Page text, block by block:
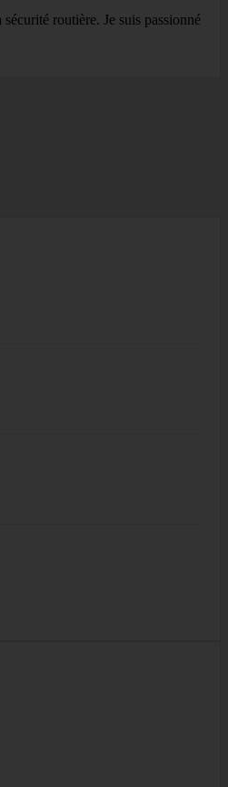
routière. Je suis passionné